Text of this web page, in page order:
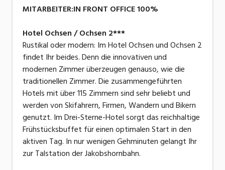
MITARBEITER:IN FRONT OFFICE 100%
Hotel Ochsen / Ochsen 2***
Rustikal oder modern: Im Hotel Ochsen und Ochsen 2
findet Ihr beides. Denn die innovativen und
modernen Zimmer überzeugen genauso, wie die
traditionellen Zimmer. Die zusammengeführten
Hotels mit über 115 Zimmern sind sehr beliebt und
werden von Skifahrern, Firmen, Wandern und Bikern
genutzt. Im Drei-Sterne-Hotel sorgt das reichhaltige
Frühstücksbuffet für einen optimalen Start in den
aktiven Tag. In nur wenigen Gehminuten gelangt Ihr
zur Talstation der Jakobshornbahn.